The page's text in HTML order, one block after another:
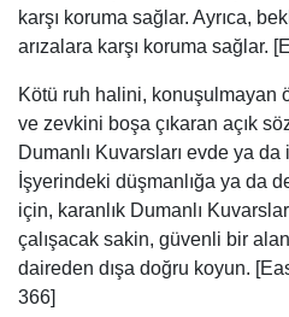
karşı koruma sağlar. Ayrıca,
arızalara karşı koruma sağlar.
Kötü ruh halini, konuşulmayan
ve zevkini boşa çıkaran açık
Dumanlı Kuvarsları evde ya
İşyerindeki düşmanlığa ya da
için, karanlık Dumanlı
çalışacak sakin, güvenli bir
daireden dışa doğru koyun.
366]